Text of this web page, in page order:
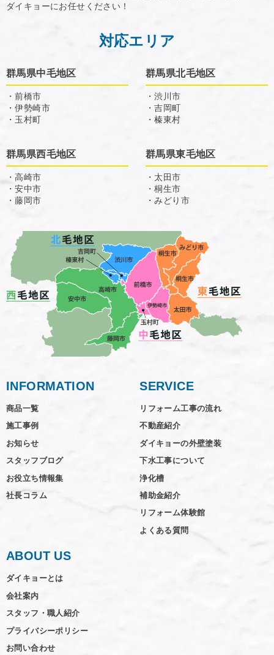
ダイキョーにお任せください！
対応エリア
群馬県中毛地区
・前橋市
・伊勢崎市
・玉村町
群馬県北毛地区
・渋川市
・吉岡町
・榛東村
群馬県西毛地区
・高崎市
・安中市
・藤岡市
群馬県東毛地区
・太田市
・桐生市
・みどり市
INFORMATION
商品一覧
施工事例
お知らせ
スタッフブログ
お役立ち情報集
社長コラム
SERVICE
リフォーム工事の流れ
不動産紹介
ダイキョーの外壁塗装
下水工事について
浄化槽
補助金紹介
リフォーム体験館
よくある質問
ABOUT US
ダイキョーとは
会社案内
スタッフ・職人紹介
プライバシーポリシー
お問い合わせ